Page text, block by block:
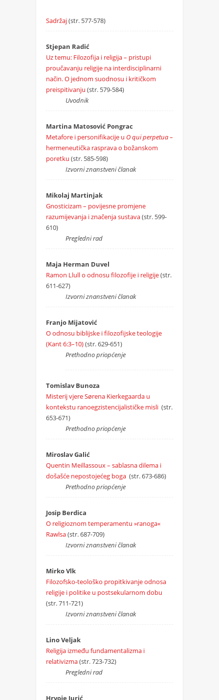
Sadržaj(str. 577-578)
Stjepan Radić
Uz temu: Filozofija i religija – pristupi
proučavanju religije na interdisciplinarni
način. O jednom suodnosu i kritičkom
preispitivanju (str. 579-584)
Uvodnik
Martina Matosović Pongrac
Metafore i personifikacije u O qui perpetua–
hermeneutička rasprava o božanskom
poretku (str. 585-598)
Izvorni znanstveni članak
Mikolaj Martinjak
Gnosticizam – povijesne promjene
razumijevanja i značenja sustava(str. 599-
610)
Pregledni rad
Maja Herman Duvel
Ramon Llull o odnosu filozofije i religije(str.
611-627)
Izvorni znanstveni članak
Franjo Mijatović
O odnosu biblijske i filozofijske teologije
(Kant 6:3–10)(str. 629-651)
Prethodno priopćenje
Tomislav Bunoza
Misterij vjere Sørena Kierkegaarda u
kontekstu ranoegzistencijalističke misli (str.
653-671)
Prethodno priopćenje
Miroslav Galić
Quentin Meillassoux – sablasna dilema i
došašće nepostojećeg boga (str. 673-686)
Prethodno priopćenje
Josip Berdica
O religioznom temperamentu »ranoga«
Rawlsa(str. 687-709)
Izvorni znanstveni članak
Mirko Vlk
Filozofsko-teološko propitkivanje odnosa
religije i politike u postsekularnom dobu
(str. 711-721)
Izvorni znanstveni članak
Lino Veljak
Religija između fundamentalizma i
relativizma(str. 723-732)
Pregledni rad
Hrvoje Jurić